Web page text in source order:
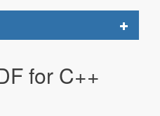
Toggle
for C++